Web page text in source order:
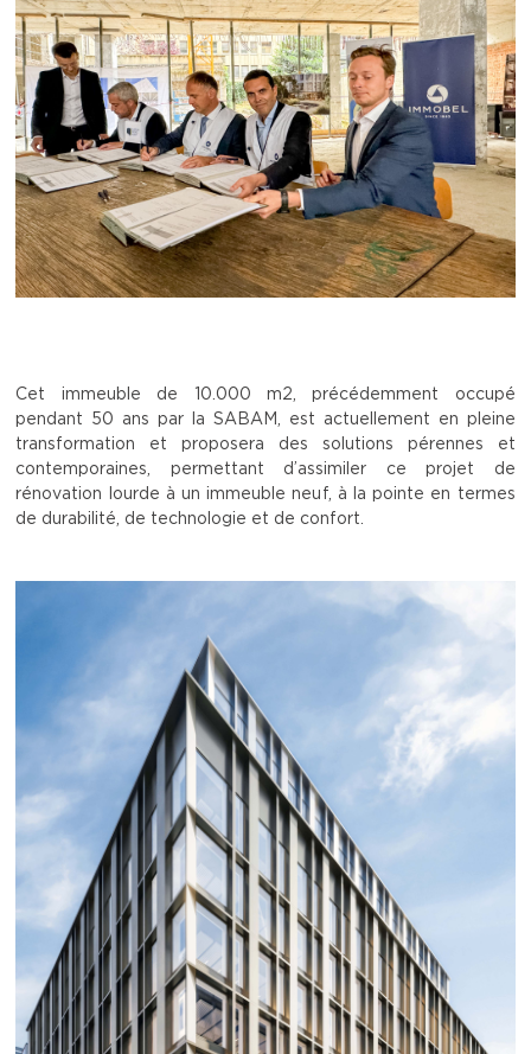
Cet immeuble de 10.000 m2, précédemment occupé
pendant 50 ans par la SABAM, est actuellement en pleine
transformation et proposera des solutions pérennes et
contemporaines, permettant d’assimiler ce projet de
rénovation lourde à un immeuble neuf, à la pointe en termes
de durabilité, de technologie et de confort.